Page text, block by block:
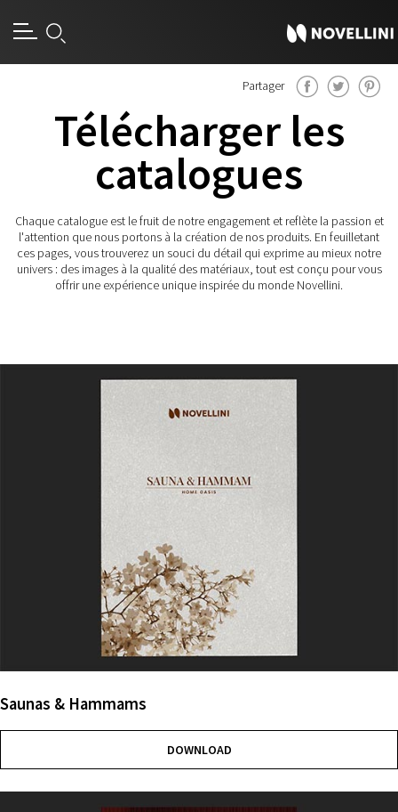
Partager
Télécharger les
catalogues
Chaque catalogue est le fruit de notre engagement et reflète la passion et
l'attention que nous portons à la création de nos produits. En feuilletant
ces pages, vous trouverez un souci du détail qui exprime au mieux notre
univers : des images à la qualité des matériaux, tout est conçu pour vous
offrir une expérience unique inspirée du monde Novellini.
Saunas & Hammams
DOWNLOAD